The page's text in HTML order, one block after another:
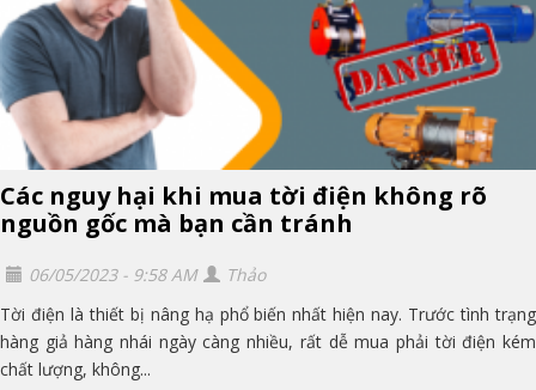
Các nguy hại khi mua tời điện không rõ
nguồn gốc mà bạn cần tránh
06/05/2023 - 9:58 AM
Thảo
Tời điện là thiết bị nâng hạ phổ biến nhất hiện nay. Trước tình trạng
hàng giả hàng nhái ngày càng nhiều, rất dễ mua phải tời điện kém
chất lượng, không...